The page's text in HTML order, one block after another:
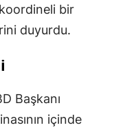
bir
duyurdu.
Başkanı
içinde